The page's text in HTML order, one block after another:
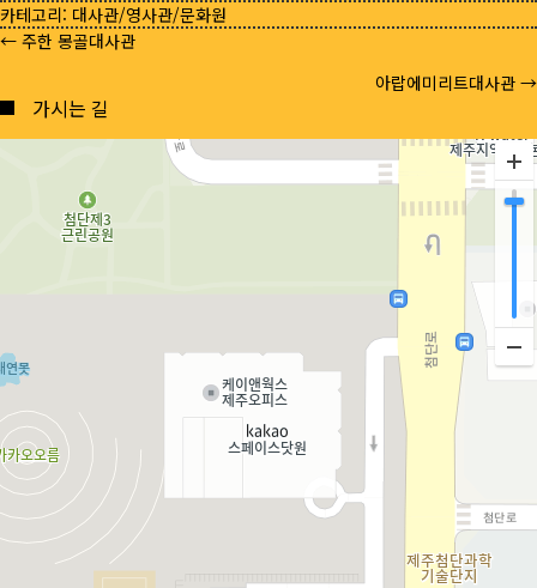
카테고리: 대사관/영사관/문화원
Posts
navigation
← 주한 몽골대사관
아랍에미리트대사관 →
가시는 길